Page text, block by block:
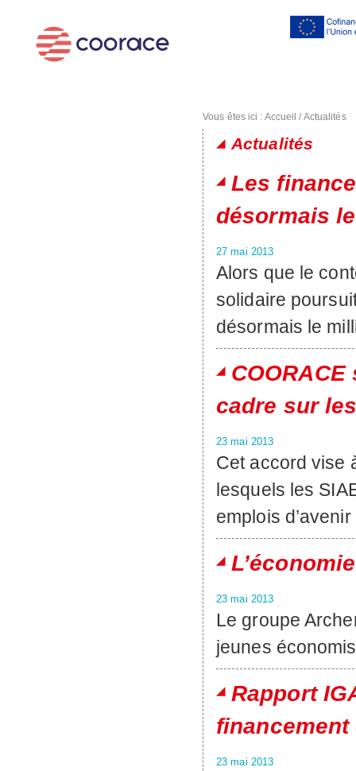
Vous êtes ici : Accueil /Actualités
Actualités
Les
désormais
27 mai 2013
Alors que le
solidaire
désormais le
cadre sur
23 mai 2013
Cet accord vise
lesquels les
emplois d’avenir
23 mai 2013
Le groupe
jeunes
Rapport
23 mai 2013
Pages